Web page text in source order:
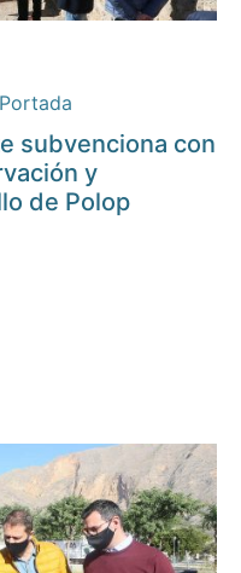
Portada
subvenciona con
y
de Polop